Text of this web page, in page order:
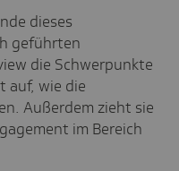
dieses
geführten
die Schwerpunkte
auf, wie die
Außerdem zieht sie
im Bereich